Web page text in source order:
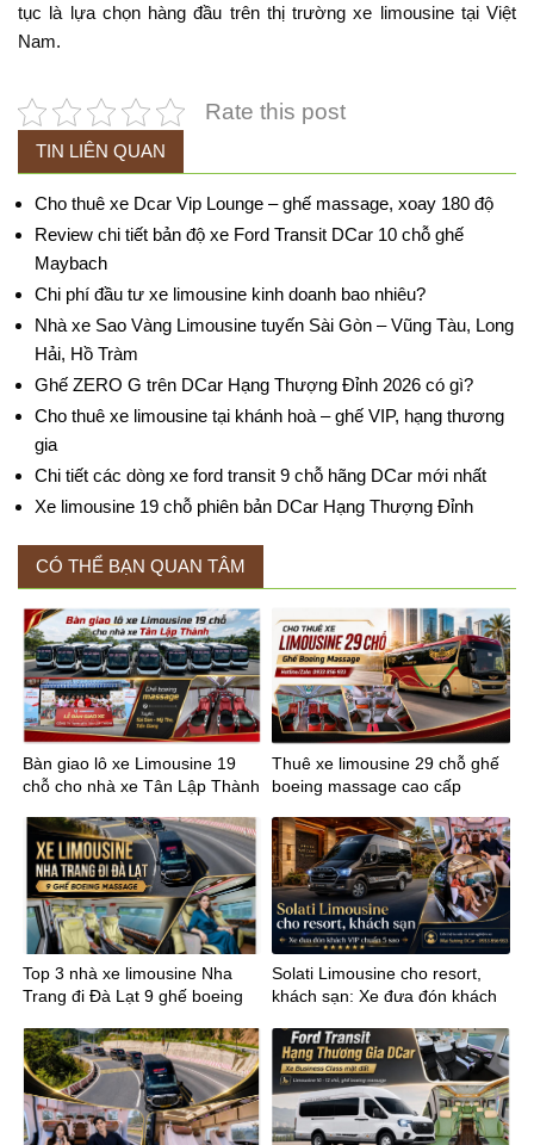
tục là lựa chọn hàng đầu trên thị trường xe limousine tại Việt
Nam.
Rate this post
TIN LIÊN QUAN
Cho thuê xe Dcar Vip Lounge – ghế massage, xoay 180 độ
Review chi tiết bản độ xe Ford Transit DCar 10 chỗ ghế
Maybach
Chi phí đầu tư xe limousine kinh doanh bao nhiêu?
Nhà xe Sao Vàng Limousine tuyến Sài Gòn – Vũng Tàu, Long
Hải, Hồ Tràm
Ghế ZERO G trên DCar Hạng Thượng Đỉnh 2026 có gì?
Cho thuê xe limousine tại khánh hoà – ghế VIP, hạng thương
gia
Chi tiết các dòng xe ford transit 9 chỗ hãng DCar mới nhất
Xe limousine 19 chỗ phiên bản DCar Hạng Thượng Đỉnh
CÓ THỂ BẠN QUAN TÂM
Bàn giao lô xe Limousine 19
chỗ cho nhà xe Tân Lập Thành
Thuê xe limousine 29 chỗ ghế
boeing massage cao cấp
Top 3 nhà xe limousine Nha
Trang đi Đà Lạt 9 ghế boeing
Solati Limousine cho resort,
khách sạn: Xe đưa đón khách